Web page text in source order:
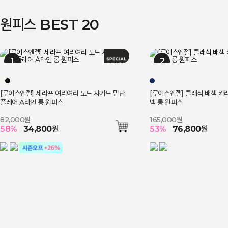
원피스 BEST 20
[루이스엔젤] 세라프 여리여리 도트 쟈가드 밑단
플레어 A라인 롱 원피스
82,000원
58% 34,800원
[루이스엔젤] 클래식 배색 카
넥 롱 원피스
165,000원
53% 76,800원